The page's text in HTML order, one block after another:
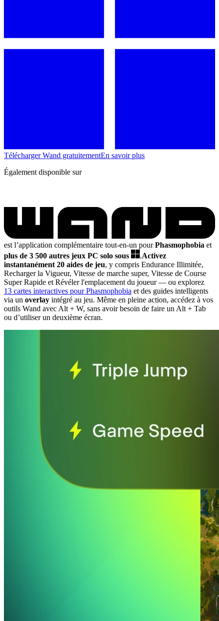
Télécharger Wand gratuitementEn savoir plus
Également disponible sur
est l’application complémentaire tout-en-un pourPhasmophobia et
plus de 3 500 autres jeux PC solo sous
.Activez
instantanément 20 aides de jeu, y compris Endurance Illimitée,
Recharger la Vigueur, Vitesse de marche super, Vitesse de Course
Super Rapide et Révéler l'emplacement du joueur— ou explorez
13 cartes interactives pour Phasmophobia et des guides intelligents
via un overlay intégré au jeu. Même en pleine action, accédez à vos
outils Wand avec Alt + W, sans avoir besoin de faire un Alt + Tab
ou d’utiliser un deuxième écran.